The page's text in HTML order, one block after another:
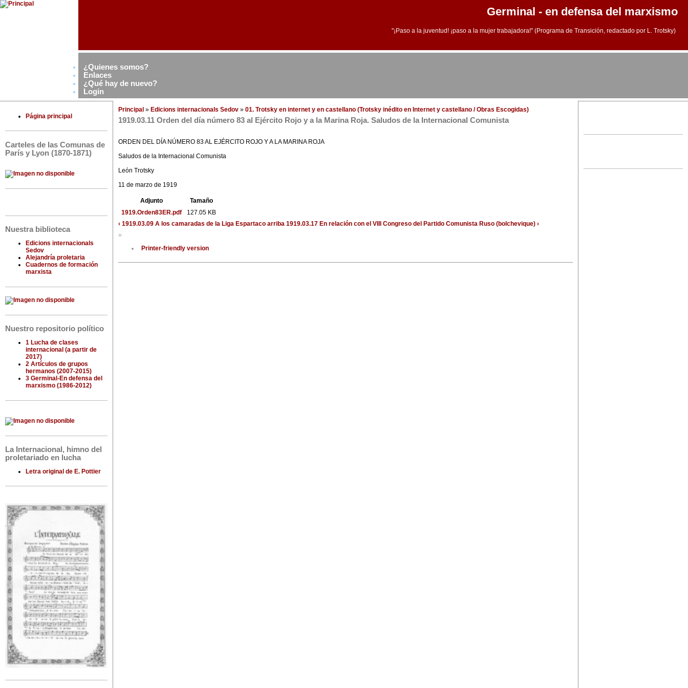
Germinal - en defensa del marxismo
"¡Paso a la juventud! ¡paso a la mujer trabajadora!" (Programa de Transición, redactado por L. Trotsky)
¿Quienes somos?
Enlaces
¿Qué hay de nuevo?
Login
Página principal
Carteles de las Comunas de
París y Lyon (1870-1871)
Nuestra biblioteca
Edicions internacionals
Sedov
Alejandría proletaria
Cuadernos de formación
marxista
Nuestro repositorio político
1 Lucha de clases
internacional (a partir de
2017)
2 Artículos de grupos
hermanos (2007-2015)
3 Germinal-En defensa del
marxismo (1986-2012)
La Internacional, himno del
proletariado en lucha
Letra original de E. Pottier
Principal » Edicions internacionals Sedov » 01. Trotsky en internet y en castellano (Trotsky inédito en Internet y castellano / Obras Escogidas)
1919.03.11 Orden del día número 83 al Ejército Rojo y a la Marina Roja. Saludos de la Internacional Comunista
ORDEN DEL DÍA NÚMERO 83 AL EJÉRCITO ROJO Y A LA MARINA ROJA
Saludos de la Internacional Comunista
León Trotsky
11 de marzo de 1919
Adjunto
Tamaño
1919.Orden83ER.pdf
127.05 KB
‹ 1919.03.09 A los camaradas de la Liga Espartaco arriba 1919.03.17 En relación con el VIII Congreso del Partido Comunista Ruso (bolchevique) ›
»
Printer-friendly version